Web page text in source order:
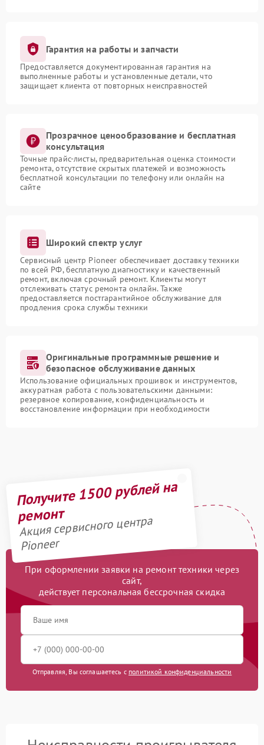
Гарантия на работы и запчасти
Предоставляется документированная гарантия на
выполненные работы и установленные детали, что
защищает клиента от повторных неисправностей
Прозрачное ценообразование и бесплатная
консультация
Точные прайс-листы, предварительная оценка стоимости
ремонта, отсутствие скрытых платежей и возможность
бесплатной консультации по телефону или онлайн на
сайте
Широкий спектр услуг
Сервисный центр Pioneer обеспечивает доставку техники
по всей РФ, бесплатную диагностику и качественный
ремонт, включая срочный ремонт. Клиенты могут
отслеживать статус ремонта онлайн. Также
предоставляется постгарантийное обслуживание для
продления срока службы техники
Оригинальные программные решение и
безопасное обслуживание данных
Использование официальных прошивок и инструментов,
аккуратная работа с пользовательскими данными:
резервное копирование, конфиденциальность и
восстановление информации при необходимости
Получите 1500 рублей на
ремонт
Акция сервисного центра
Pioneer
При оформлении заявки на ремонт техники через
сайт,
действует персональная бессрочная скидка
Отправляя, Вы соглашаетесь с политикой конфиденциальности